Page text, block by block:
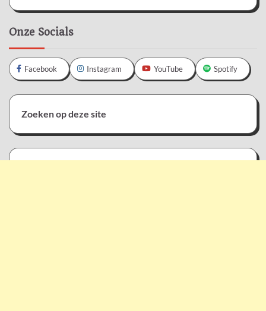
Onze Socials
Facebook Instagram YouTube Spotify
Zoeken op deze site